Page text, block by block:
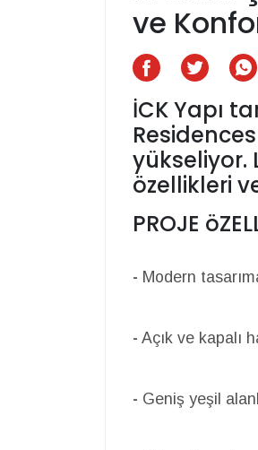
ve
İCK Yapı
yükseliyor.
özellikleri
PROJE
- Modern
- Açık ve kapalı
- Geniş yeşil